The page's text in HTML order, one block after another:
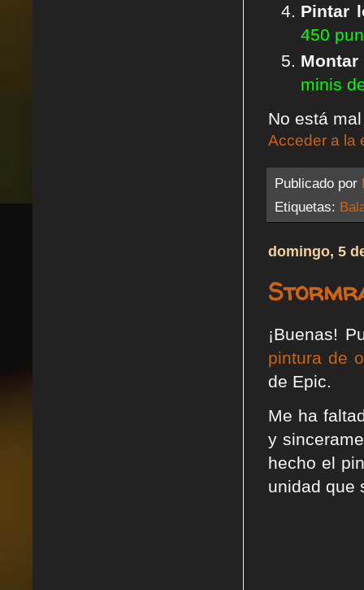
Pintar
450
minis
No está
Acceder a la
Publicado por
Etiquetas:
domingo, 5
¡Buenas!
pintura de
de Epic.
Me ha
y
hecho el
unidad que